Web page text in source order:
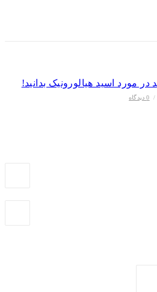
در مورد اسید هیالورونیک بدانید!
/ 0 دیدگاه